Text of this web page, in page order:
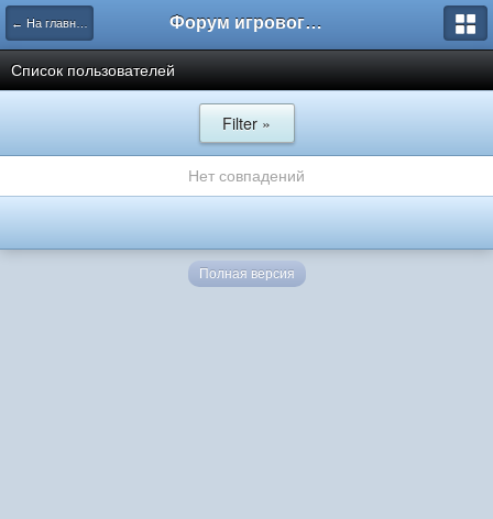
← На главную Форум игрового проекта Riverrise
Список пользователей
Filter »
Нет совпадений
Полная версия